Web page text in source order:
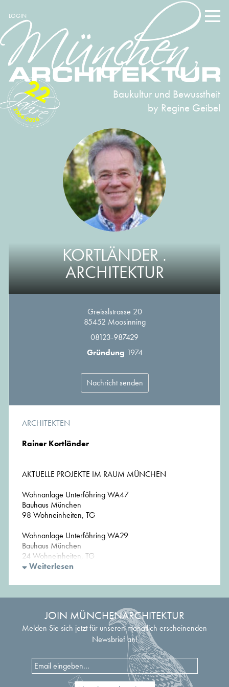
LOGIN
Baukultur und Bewusstheit
by Regine Geibel
2004-2026
22
KORTLÄNDER .
ARCHITEKTUR
Greisslstrasse 20
85452 Moosinning
08123-987429
Gründung 1974
Nachricht senden
ARCHITEKTEN
Rainer Kortländer
AKTUELLE PROJEKTE IM RAUM MÜNCHEN
Wohnanlage Unterföhring WA47
Bauhaus München
98 Wohneinheiten, TG
Wohnanlage Unterföhring WA29
Bauhaus München
24 Wohneinheiten, TG
Bauhaus München
104 Wohneinheiten, TG
Wohnpark Isarhöhe BA IV
Eiwobau München
Wohnanlage Burgerfeld
Bauhaus München
110 Wohneinheiten, TG
Weiterlesen
JOIN MÜNCHENARCHITEKTUR
Melden Sie sich jetzt für unseren monatlich erscheinenden
Newsbrief an!